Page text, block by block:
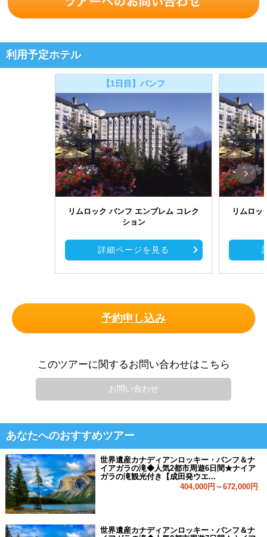
利用予定ホテル
【1日目】バンフ
リムロック バンフ エンブレム コレク
ション
詳細ページを見る
リムロッ
予約申し込み
このツアーに関するお問い合わせはこちら
お問い合わせ
あなたへのおすすめツアー
世界遺産カナディアンロッキー・バンフ＆ナ
イアガラの滝◆人気2都市周遊6日間★ナイア
ガラの滝観光付き【成田発ウエ...
404,000円～672,000円
世界遺産カナディアンロッキー・バンフ＆ナ